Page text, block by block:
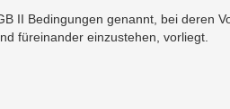
II Bedingungen genannt, bei deren
füreinander einzustehen, vorliegt.